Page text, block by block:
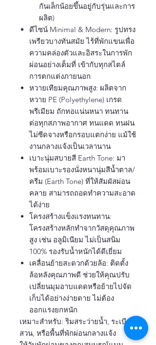
กันเล็กน้อยขึ้นอยู่กับรุ่นและการ
ผลิต)
ดีไซน์ Minimal & Modern: รูปทรง
เพรียวบางทันสมัย ไร้ที่พักแขนเพื่อ
ความคล่องตัวและอิสระในการพัก
ผ่อนอย่างเต็มที่ เข้ากับทุกสไตล์
การตกแต่งภายนอก
หวายเทียมคุณภาพสูง: ผลิตจาก
หวาย PE (Polyethylene) เกรด
พรีเมียม ถักทอแน่นหนา ทนทาน
ต่อทุกสภาพอากาศ ทนแดด ทนฝน
ไม่ซีดจางหรือกรอบแตกง่าย แม้ใช้
งานกลางแจ้งเป็นเวลานาน
เบาะนุ่มสบายสี Earth Tone: มา
พร้อมเบาะรองนั่งหนานุ่มสีน้ำตาล/
ครีม (Earth Tone) ที่ให้สัมผัสผ่อน
คลาย สามารถถอดทำความสะอาด
ได้ง่าย
โครงสร้างแข็งแรงทนทาน:
โครงสร้างหลักทำจากวัสดุคุณภาพ
สูง เช่น อลูมิเนียม ไม่เป็นสนิม
100% รองรับน้ำหนักได้ดีเยี่ยม
เคลื่อนย้ายสะดวกด้วยล้อ: ติดตั้ง
ล้อหลังคุณภาพดี ช่วยให้คุณปรับ
เปลี่ยนมุมอาบแดดหรือย้ายไปจัด
เก็บได้อย่างง่ายดาย ไม่ต้อง
ออกแรงยกหนัก
เหมาะสำหรับ: ริมสระว่ายน้ำ, ระเบียง,
สวน, หรือพื้นที่พักผ่อนกลางแจ้ง